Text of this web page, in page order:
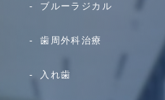
ブルーラジカル
歯周外科治療
入れ歯